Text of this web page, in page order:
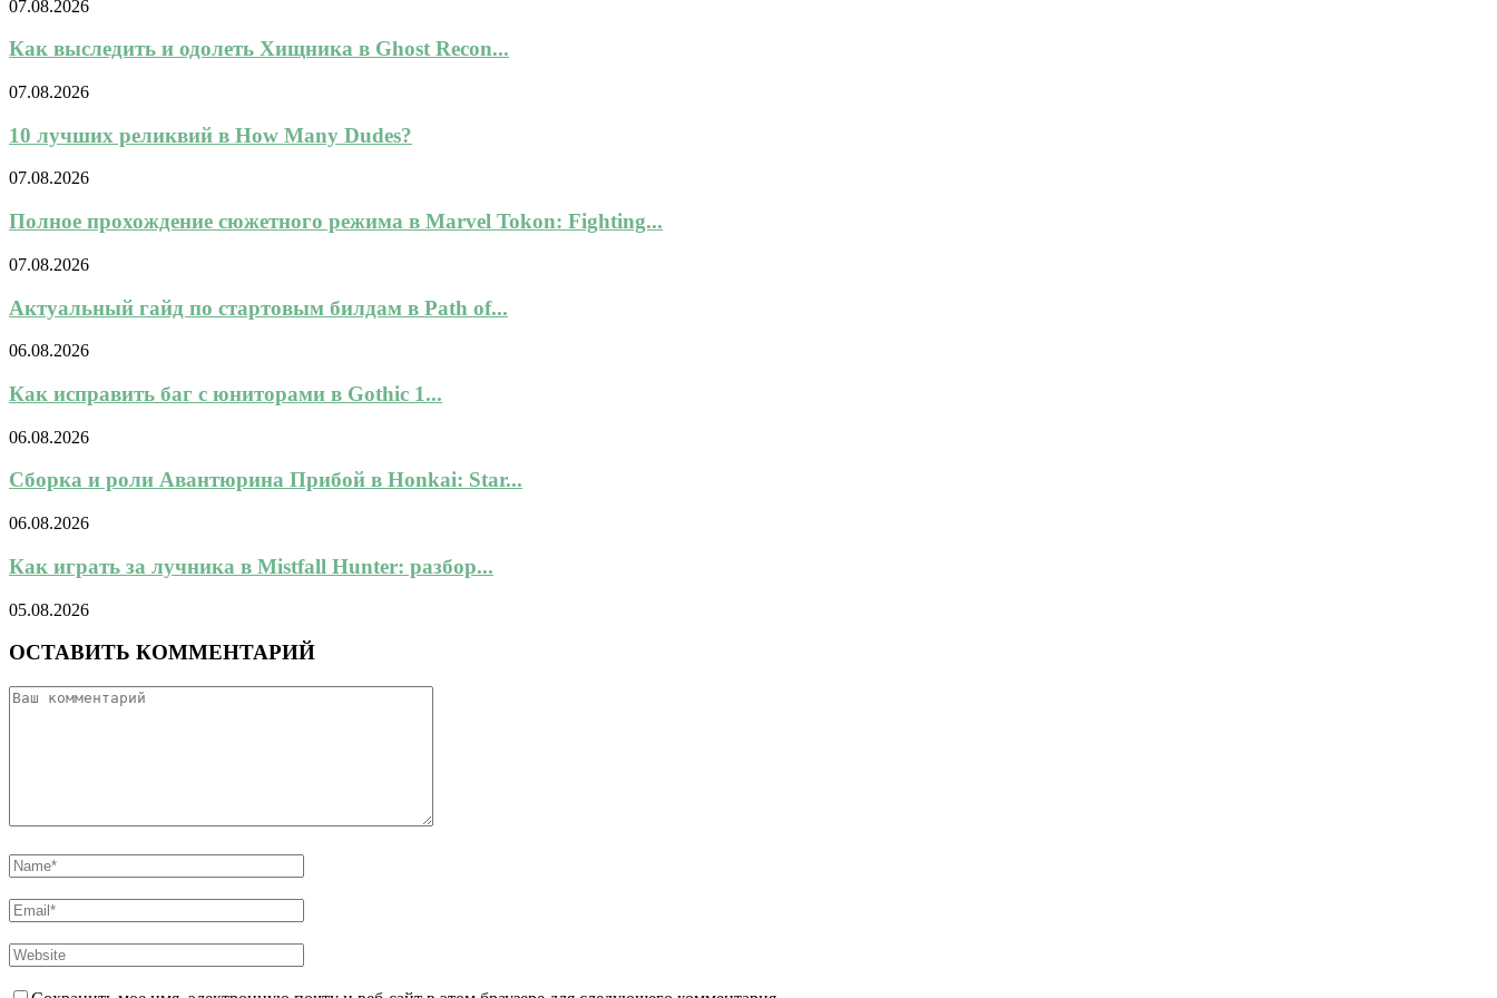
07.08.2026
Как выследить и одолеть Хищника в Ghost Recon...
07.08.2026
10 лучших реликвий в How Many Dudes?
07.08.2026
Полное прохождение сюжетного режима в Marvel Tokon: Fighting...
07.08.2026
Актуальный гайд по стартовым билдам в Path of...
06.08.2026
Как исправить баг с юниторами в Gothic 1...
06.08.2026
Сборка и роли Авантюрина Прибой в Honkai: Star...
06.08.2026
Как играть за лучника в Mistfall Hunter: разбор...
05.08.2026
ОСТАВИТЬ КОММЕНТАРИЙ